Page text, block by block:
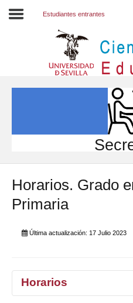
INVESTIGACIÓN
INTERNACIONAL
Directorio FCCE
Estudiantes entrantes
Horarios. Grado
Primaria
Última actualización: 17 Julio 2023
Horarios